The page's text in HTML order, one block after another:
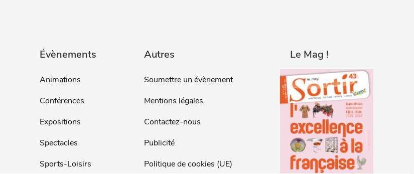
Évènements
Animations
Conférences
Expositions
Spectacles
Sports-Loisirs
Autres
Soumettre un évènement
Mentions légales
Contactez-nous
Publicité
Politique de cookies (UE)
Le Mag !